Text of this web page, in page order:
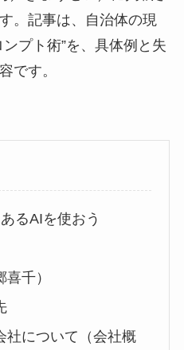
。記事は、自治体の現
プト術”を、具体例と失
です。
るAIを使おう
千）
社について（会社概